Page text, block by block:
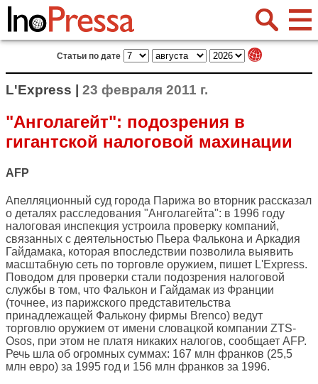
Статьи по дате
L'Express | 23 февраля 2011 г.
"Анголагейт": подозрения в
гигантской налоговой махинации
AFP
Апелляционный суд города Парижа во вторник рассказал
о деталях расследования "Анголагейта": в 1996 году
налоговая инспекция устроила проверку компаний,
связанных с деятельностью Пьера Фалькона и Аркадия
Гайдамака, которая впоследствии позволила выявить
масштабную сеть по торговле оружием, пишет L'Express.
Поводом для проверки стали подозрения налоговой
службы в том, что Фалькон и Гайдамак из Франции
(точнее, из парижского представительства
принадлежащей Фалькону фирмы Brenco) ведут
торговлю оружием от имени словацкой компании ZTS-
Osos, при этом не платя никаких налогов, сообщает AFP.
Речь шла об огромных суммах: 167 млн франков (25,5
млн евро) за 1995 год и 156 млн франков за 1996.